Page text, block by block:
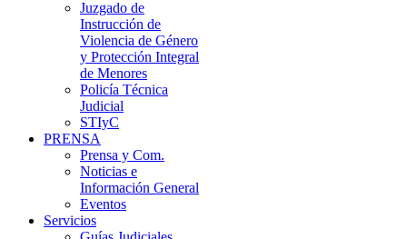
Juzgado de
Instrucción de
Violencia de Género
y Protección Integral
de Menores
Policía Técnica
Judicial
STIyC
PRENSA
Prensa y Com.
Noticias e
Información General
Eventos
Servicios